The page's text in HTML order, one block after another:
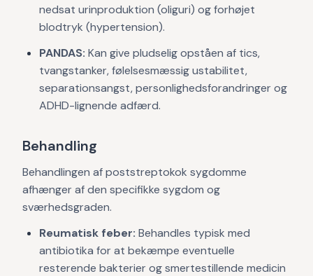
nedsat urinproduktion (oliguri) og forhøjet
blodtryk (hypertension).
PANDAS: Kan give pludselig opståen af tics,
tvangstanker, følelsesmæssig ustabilitet,
separationsangst, personlighedsforandringer og
ADHD-lignende adfærd.
Behandling
Behandlingen af poststreptokok sygdomme
afhænger af den specifikke sygdom og
sværhedsgraden.
Reumatisk feber: Behandles typisk med
antibiotika for at bekæmpe eventuelle
resterende bakterier og smertestillende medicin